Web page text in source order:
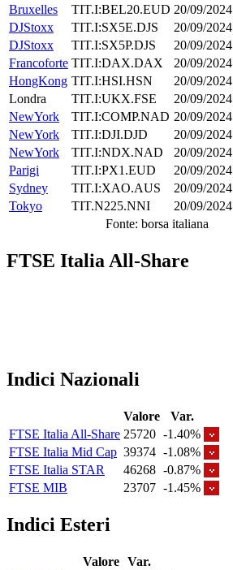
Bruxelles
TIT.I:BEL20.EUD 20/09/2024
DJStoxx
TIT.I:SX5E.DJS 20/09/2024
DJStoxx
TIT.I:SX5P.DJS 20/09/2024
Francoforte TIT.I:DAX.DAX 20/09/2024
HongKong TIT.I:HSI.HSN 20/09/2024
Londra
TIT.I:UKX.FSE 20/09/2024
NewYork
TIT.I:COMP.NAD 20/09/2024
NewYork
TIT.I:DJI.DJD 20/09/2024
NewYork
TIT.I:NDX.NAD 20/09/2024
Parigi
TIT.I:PX1.EUD 20/09/2024
Sydney
TIT.I:XAO.AUS 20/09/2024
Tokyo
TIT.N225.NNI 20/09/2024
Fonte: borsa italiana
FTSE Italia All-Share
Indici Nazionali
Valore
Var.
FTSE Italia All-Share 25720 -1.40%
FTSE Italia Mid Cap 39374 -1.08%
FTSE Italia STAR
46268 -0.87%
FTSE MIB
23707 -1.45%
Indici Esteri
Valore Var.